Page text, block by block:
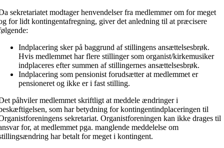
sekretariatet modtager henvendelser fra medlemmer om for meget
for lidt kontingentafregning, giver det anledning til at præcisere
Indplacering sker på baggrund af stillingens ansættelsesbrøk.
Hvis medlemmet har flere stillinger som organist/kirkemusiker
indplaceres efter summen af stillingernes ansættelsesbrøk.
Indplacering som pensionist forudsætter at medlemmet er
pensioneret og ikke er i fast stilling.
påhviler medlemmet skriftligt at meddele ændringer i
som har betydning for kontingentindplaceringen til
sekretariat. Organistforeningen kan ikke drages til
for, at medlemmet pga. manglende meddelelse om
har betalt for meget i kontingent.